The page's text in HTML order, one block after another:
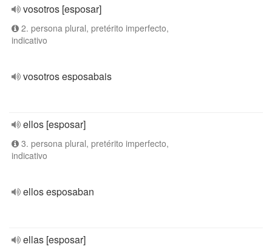
vosotros [esposar]
2. persona plural, pretérito imperfecto,
indicativo
vosotros esposabais
ellos [esposar]
3. persona plural, pretérito imperfecto,
indicativo
ellos esposaban
ellas [esposar]